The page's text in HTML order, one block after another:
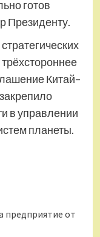
готов
Президенту.
Китай–
в управлении
планеты.
предприятие от